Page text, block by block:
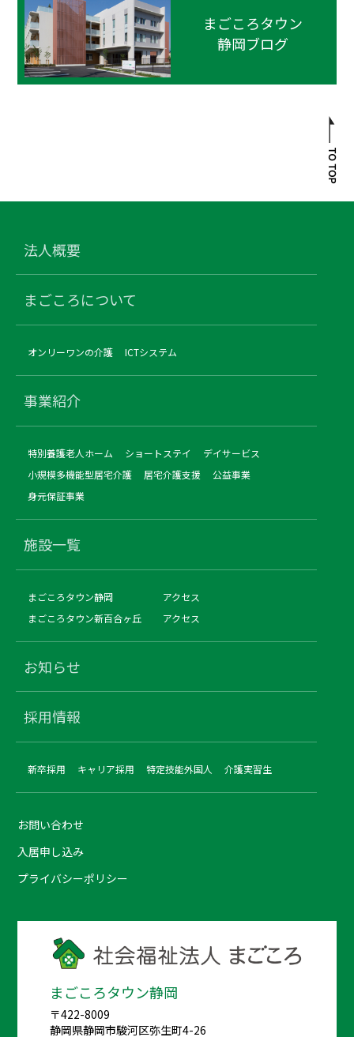
まごころタウン
静岡ブログ
法人概要
まごころについて
オンリーワンの介護 ICTシステム
事業紹介
特別養護老人ホーム ショートステイ
デイサービス
小規模多機能型居宅介護
居宅介護支援
公益事業
身元保証事業
施設一覧
まごころタウン静岡
アクセス
まごころタウン新百合ヶ丘
アクセス
お知らせ
採用情報
新卒採用 キャリア採用 特定技能外国人 介護実習生
お問い合わせ
入居申し込み
プライバシーポリシー
まごころタウン静岡
〒422-8009
静岡県静岡市駿河区弥生町4-26